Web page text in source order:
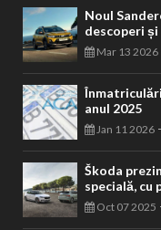
Noul
descoperi
Mar 13 2026
anul 2025
Jan 11 2026 -
Škoda
specială, cu
Oct 07 2025